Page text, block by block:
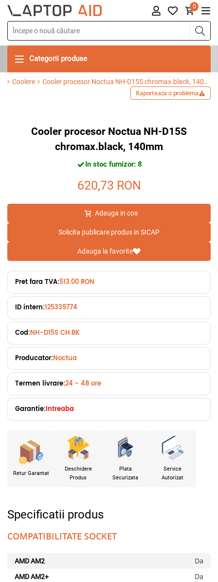
0
Categorii produse
Coolere Cooler procesor Noctua NH-D15S chromax.black, 140mm
Raporteaza o problema
Cooler procesor Noctua NH-D15S
chromax.black, 140mm
In stoc furnizor: 8
620,73 RON
Adauga in cos
Solicita publicare produs in SICAP
Adauga la favorite
Pret fara TVA:513.00 RON
ID intern:125339774
Cod:NH-D15S CH.BK
Producator:Noctua
Termen livrare:24 - 48 ore
Garantie:Intreaba
Retur Garantat
Deschidere
Produs
Plata
Securizata
Service
Autorizat
Specificatii produs
COMPATIBILITATE SOCKET
AMD AM2 Da
AMD AM2+ Da